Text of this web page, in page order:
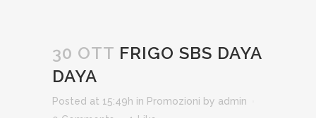
30 OTT FRIGO SBS DAYA
DAYA
Posted at 15:49h in Promozioni by admin